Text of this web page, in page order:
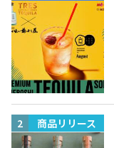
商品リリース